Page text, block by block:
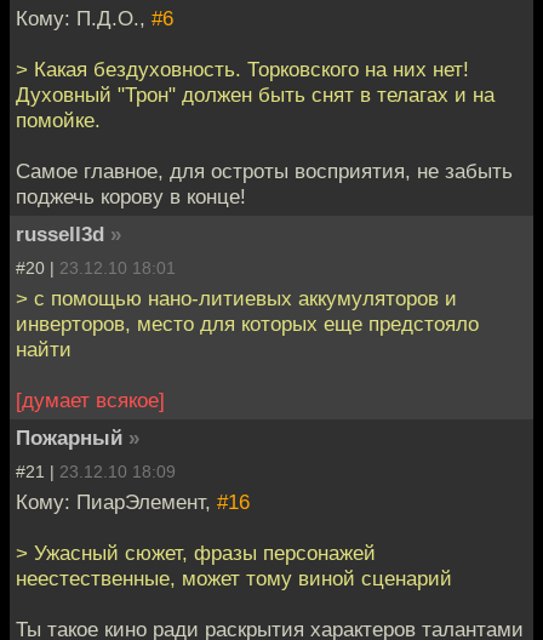
Кому: П.Д.О., #6
> Какая бездуховность. Торковского на них нет!
Духовный "Трон" должен быть снят в телагах и на
помойке.
Самое главное, для остроты восприятия, не забыть
поджечь корову в конце!
russell3d »
#20 | 23.12.10 18:01
> с помощью нано-литиевых аккумуляторов и
инверторов, место для которых еще предстояло
найти
[думает всякое]
Пожарный »
#21 | 23.12.10 18:09
Кому: ПиарЭлемент, #16
> Ужасный сюжет, фразы персонажей
неестественные, может тому виной сценарий
Ты такое кино ради раскрытия характеров талантами